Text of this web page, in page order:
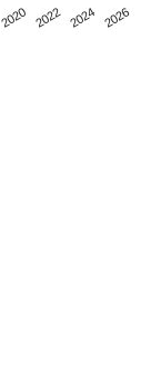
2020 2022 2024 2026